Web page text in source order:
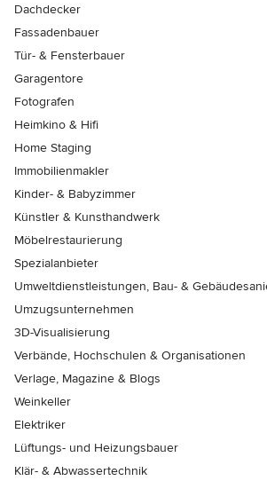
Dachdecker
Fassadenbauer
Tür- & Fensterbauer
Garagentore
Fotografen
Heimkino & Hifi
Home Staging
Immobilienmakler
Kinder- & Babyzimmer
Künstler & Kunsthandwerk
Möbelrestaurierung
Spezialanbieter
Umweltdienstleistungen, Bau- &
Umzugsunternehmen
3D-Visualisierung
Verbände, Hochschulen & Organisationen
Verlage, Magazine & Blogs
Weinkeller
Elektriker
Lüftungs- und Heizungsbauer
Klär- & Abwassertechnik